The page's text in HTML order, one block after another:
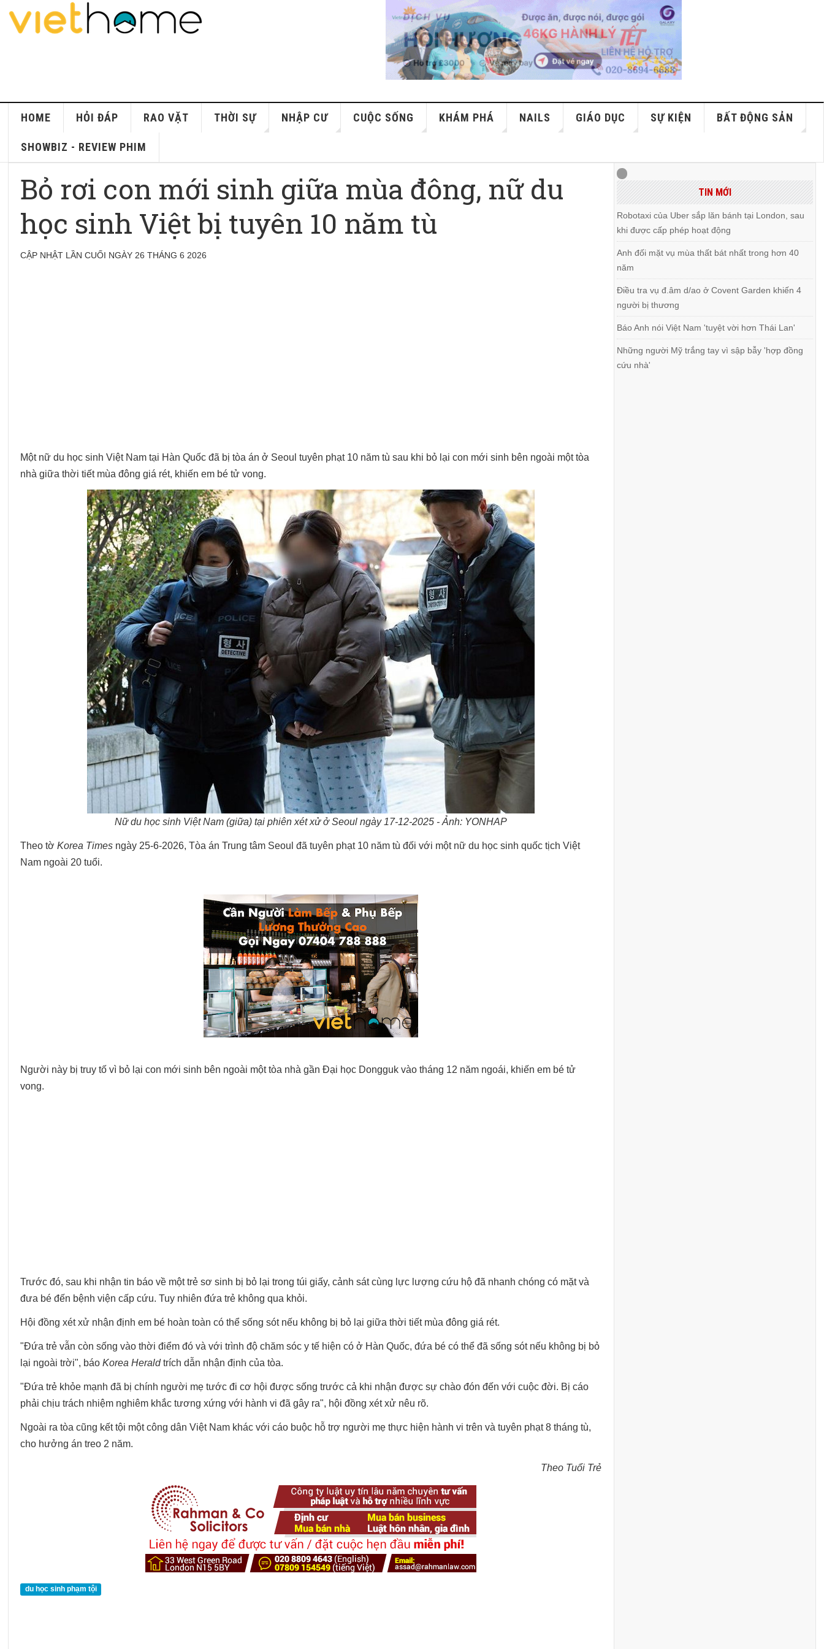
HOME HỎI ĐÁP RAO VẶT THỜI SỰ NHẬP CƯ CUỘC SỐNG KHÁM PHÁ NAILS GIÁO DỤC SỰ KIỆN BẤT ĐỘNG SẢN
SHOWBIZ - REVIEW PHIM
Bỏ rơi con mới sinh giữa mùa đông, nữ du
học sinh Việt bị tuyên 10 năm tù
CẬP NHẬT LẦN CUỐI NGÀY 26 THÁNG 6 2026
Một nữ du học sinh Việt Nam tại Hàn Quốc đã bị tòa án ở Seoul tuyên phạt 10 năm tù sau khi bỏ lại con mới sinh bên ngoài một tòa
nhà giữa thời tiết mùa đông giá rét, khiến em bé tử vong.
Nữ du học sinh Việt Nam (giữa) tại phiên xét xử ở Seoul ngày 17-12-2025 - Ảnh: YONHAP
Theo tờKorea Times ngày 25-6-2026, Tòa án Trung tâm Seoul đã tuyên phạt 10 năm tù đối với một nữ du học sinh quốc tịch Việt
Nam ngoài 20 tuổi.
Người này bị truy tố vì bỏ lại con mới sinh bên ngoài một tòa nhà gần Đại học Dongguk vào tháng 12 năm ngoái, khiến em bé tử
vong.
Trước đó, sau khi nhận tin báo về một trẻ sơ sinh bị bỏ lại trong túi giấy, cảnh sát cùng lực lượng cứu hộ đã nhanh chóng có mặt và
đưa bé đến bệnh viện cấp cứu. Tuy nhiên đứa trẻ không qua khỏi.
Hội đồng xét xử nhận định em bé hoàn toàn có thể sống sót nếu không bị bỏ lại giữa thời tiết mùa đông giá rét.
"Đứa trẻ vẫn còn sống vào thời điểm đó và với trình độ chăm sóc y tế hiện có ở Hàn Quốc, đứa bé có thể đã sống sót nếu không bị bỏ
lại ngoài trời", báoKorea Heraldtrích dẫn nhận định của tòa.
"Đứa trẻ khỏe mạnh đã bị chính người mẹ tước đi cơ hội được sống trước cả khi nhận được sự chào đón đến với cuộc đời. Bị cáo
phải chịu trách nhiệm nghiêm khắc tương xứng với hành vi đã gây ra", hội đồng xét xử nêu rõ.
Ngoài ra tòa cũng kết tội một công dân Việt Nam khác với cáo buộc hỗ trợ người mẹ thực hiện hành vi trên và tuyên phạt 8 tháng tù,
cho hưởng án treo 2 năm.
Theo Tuổi Trẻ
du học sinh phạm tội
TIN MỚI
Robotaxi của Uber sắp lăn bánh tại London, sau
khi được cấp phép hoạt động
Anh đối mặt vụ mùa thất bát nhất trong hơn 40
năm
Điều tra vụ đ.âm d/ao ở Covent Garden khiến 4
người bị thương
Báo Anh nói Việt Nam 'tuyệt vời hơn Thái Lan'
Những người Mỹ trắng tay vì sập bẫy 'hợp đồng
cứu nhà'